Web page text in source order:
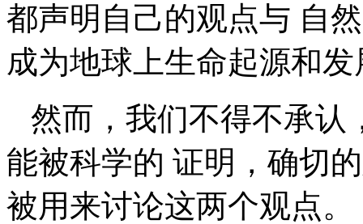
都声明自己的观点与 自
成为地球上生命起源和
然而，我们不得不承认
能被科学的 证明，确切
被用来讨论这两个观点。